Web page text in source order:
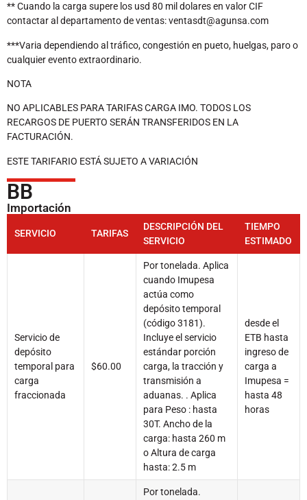
** Cuando la carga supere los usd 80 mil dolares en valor CIF
contactar al departamento de ventas: ventasdt@agunsa.com
***Varia dependiendo al tráfico, congestión en pueto, huelgas, paro o
cualquier evento extraordinario.
NOTA
NO APLICABLES PARA TARIFAS CARGA IMO. TODOS LOS
RECARGOS DE PUERTO SERÁN TRANSFERIDOS EN LA
FACTURACIÓN.
ESTE TARIFARIO ESTÁ SUJETO A VARIACIÓN
BB
Importación
SERVICIO TARIFAS
DESCRIPCIÓN DEL
SERVICIO
TIEMPO
ESTIMADO
Servicio de
depósito
temporal para
carga
fraccionada
$60.00
Por tonelada. Aplica
cuando Imupesa
actúa como
depósito temporal
(código 3181).
Incluye el servicio
estándar porción
carga, la tracción y
transmisión a
aduanas. . Aplica
para Peso : hasta
30T. Ancho de la
carga: hasta 260 m
o Altura de carga
hasta: 2.5 m
desde el
ETB hasta
ingreso de
carga a
Imupesa =
hasta 48
horas
Por tonelada.